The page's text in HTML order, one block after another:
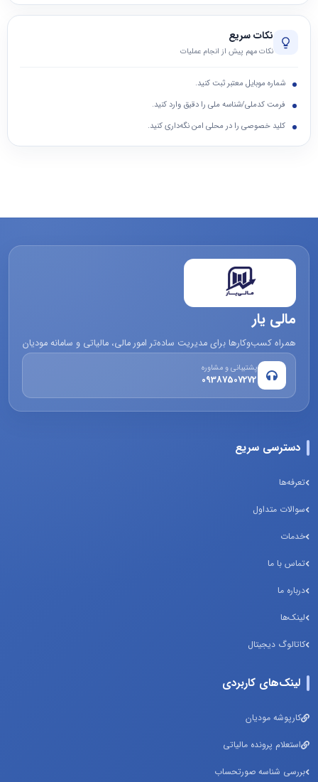
نکات سریع
نکات مهم پیش از انجام عملیات
شماره موبایل معتبر ثبت کنید.
فرمت کدملی/شناسه ملی را دقیق وارد کنید.
کلید خصوصی را در محلی امن نگه‌داری کنید.
مالی یار
همراه کسب‌وکارها برای مدیریت ساده‌تر امور مالی، مالیاتی و سامانه مودیان
پشتیبانی و مشاوره
09387507272
دسترسی سریع
تعرفه‌ها
سوالات متداول
خدمات
تماس با ما
درباره ما
لینک‌ها
کاتالوگ دیجیتال
لینک‌های کاربردی
کارپوشه مودیان
استعلام پرونده مالیاتی
بررسی شناسه صورتحساب